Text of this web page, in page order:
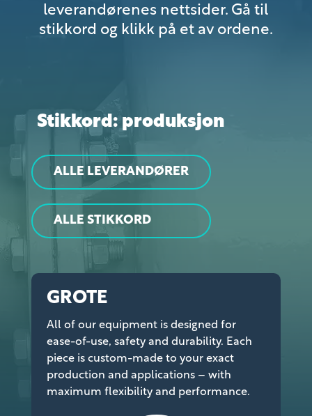
leverandørenes nettsider. Gå til
stikkord og klikk på et av ordene.
Stikkord: produksjon
ALLE LEVERANDØRER
ALLE STIKKORD
GROTE
All of our equipment is designed for
ease-of-use, safety and durability. Each
piece is custom-made to your exact
production and applications – with
maximum flexibility and performance.